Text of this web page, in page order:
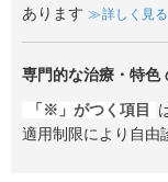
あります
詳しく見る
専門的な治療・特色
「※」がつく項目
適用制限により自由